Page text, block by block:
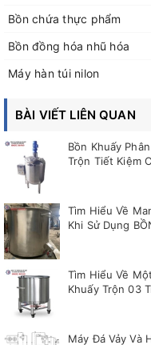
Bồn chứa thực phẩm
Bồn đồng hóa nhũ hóa
Máy hàn túi nilon
BÀI VIẾT LIÊN QUAN
Bồn Khuấy
Trộn Tiết Kiệm
Tìm Hiểu Về
Khi Sử Dụng
Tìm Hiểu Về
Khuấy Trộn 03
Máy Đá Vảy Và